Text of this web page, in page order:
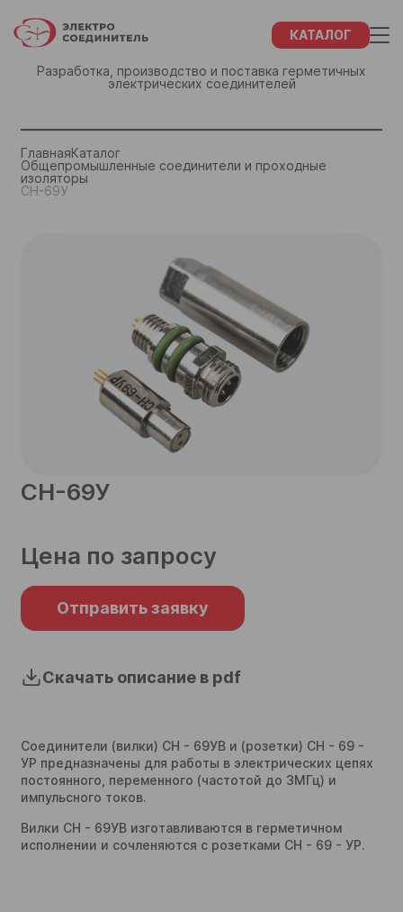
КАТАЛОГ
Разработка, производство и поставка герметичных
электрических соединителей
ГлавнаяКаталог
Общепромышленные соединители и проходные
изоляторы
СН-69У
СН-69У
Цена по запросу
Отправить заявку
Скачать описание в pdf
Соединители (вилки) СН - 69УВ и (розетки) СН - 69 -
УР предназначены для работы в электрических цепях
постоянного, переменного (частотой до 3МГц) и
импульсного токов.
Вилки СН - 69УВ изготавливаются в герметичном
исполнении и сочленяются с розетками СН - 69 - УР.
Название компании
Телефон
Согласен на обработку
Отправить
ЗАКАЗ
ФИО
ИНН Вашей компании
Согласен на обработкуперсональных данных
Отправить
+7 (855) 932-68-46
+7 (855) 934-92-27
+7 (843) 202-37-10
+7 (843) 202-37-57
Закрыть